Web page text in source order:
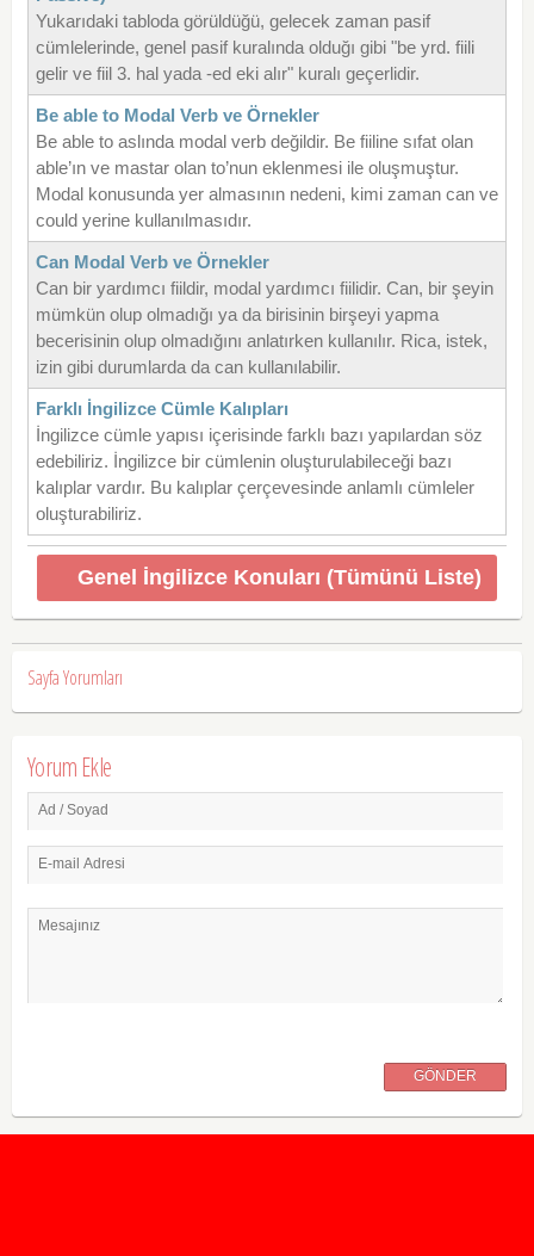
Yukarıdaki tabloda görüldüğü, gelecek zaman pasif
cümlelerinde, genel pasif kuralında olduğı gibi "be yrd. fiili
gelir ve fiil 3. hal yada -ed eki alır" kuralı geçerlidir.
Be able to Modal Verb ve Örnekler
Be able to aslında modal verb değildir. Be fiiline sıfat olan
able’ın ve mastar olan to’nun eklenmesi ile oluşmuştur.
Modal konusunda yer almasının nedeni, kimi zaman can ve
could yerine kullanılmasıdır.
Can Modal Verb ve Örnekler
Can bir yardımcı fiildir, modal yardımcı fiilidir. Can, bir şeyin
mümkün olup olmadığı ya da birisinin birşeyi yapma
becerisinin olup olmadığını anlatırken kullanılır. Rica, istek,
izin gibi durumlarda da can kullanılabilir.
Farklı İngilizce Cümle Kalıpları
İngilizce cümle yapısı içerisinde farklı bazı yapılardan söz
edebiliriz. İngilizce bir cümlenin oluşturulabileceği bazı
kalıplar vardır. Bu kalıplar çerçevesinde anlamlı cümleler
oluşturabiliriz.
Genel İngilizce Konuları (Tümünü Liste)
Sayfa Yorumları
Yorum Ekle
Ad / Soyad
E-mail Adresi
Mesajınız
GÖNDER